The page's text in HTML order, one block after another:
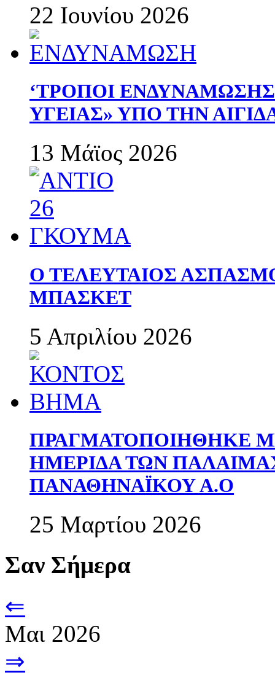
22 Ιουνίου 2026
‘ΤΡΟΠΟΙ
ΥΓΕΙΑΣ» ΥΠΟ ΤΗΝ
13 Μάϊος 2026
Ο ΤΕΛΕΥΤΑΙΟΣ
ΜΠΑΣΚΕΤ
5 Απριλίου 2026
ΠΡΑΓΜΑΤΟΠΟΙΗΘΗΚΕ
ΗΜΕΡΙΔΑ ΤΩΝ
ΠΑΝΑΘΗΝΑΪΚΟΥ Α.Ο
25 Μαρτίου 2026
Σαν Σήμερα
⇐
Μαι 2026
⇒